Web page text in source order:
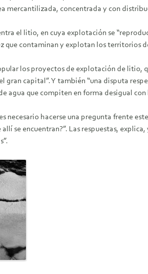
mercantilizada, concentrada y con
el litio, en cuya explotación se
que contaminan y explotan los territorios
los proyectos de explotación de litio,
gran capital”. Y también “una disputa
agua que compiten en forma desigual
necesario hacerse una pregunta frente
se encuentran?”. Las respuestas,